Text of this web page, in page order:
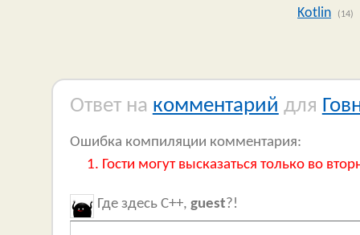
Kotlin (14)
Ответ на комментарий для
Ошибка компиляции комментария:
Гости могут высказаться только во
Где здесь C++, guest?!